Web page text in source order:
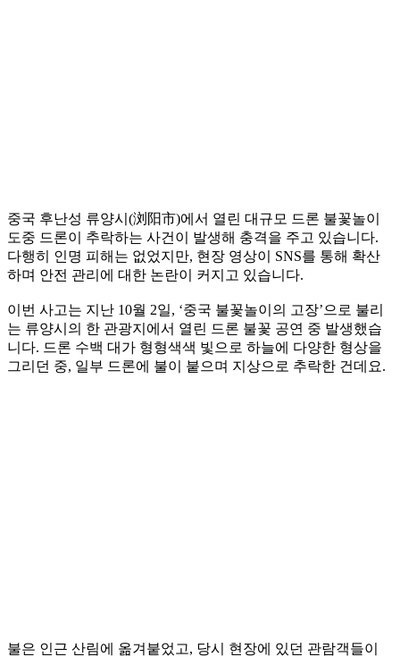
중국 후난성 류양시(浏阳市)에서 열린 대규모 드론 불꽃놀이
도중 드론이 추락하는 사건이 발생해 충격을 주고 있습니다.
다행히 인명 피해는 없었지만, 현장 영상이 SNS를 통해 확산
하며 안전 관리에 대한 논란이 커지고 있습니다.
이번 사고는 지난 10월 2일, ‘중국 불꽃놀이의 고장’으로 불리
는 류양시의 한 관광지에서 열린 드론 불꽃 공연 중 발생했습
니다. 드론 수백 대가 형형색색 빛으로 하늘에 다양한 형상을
그리던 중, 일부 드론에 불이 붙으며 지상으로 추락한 건데요.
불은 인근 산림에 옮겨붙었고, 당시 현장에 있던 관람객들이